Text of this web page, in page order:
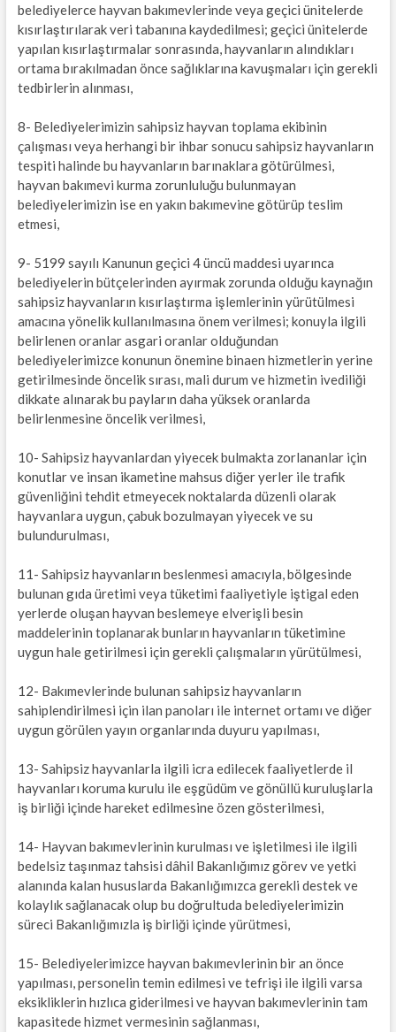
belediyelerce hayvan bakımevlerinde veya geçici ünitelerde
kısırlaştırılarak veri tabanına kaydedilmesi; geçici ünitelerde
yapılan kısırlaştırmalar sonrasında, hayvanların alındıkları
ortama bırakılmadan önce sağlıklarına kavuşmaları için gerekli
tedbirlerin alınması,
8- Belediyelerimizin sahipsiz hayvan toplama ekibinin
çalışması veya herhangi bir ihbar sonucu sahipsiz hayvanların
tespiti halinde bu hayvanların barınaklara götürülmesi,
hayvan bakımevi kurma zorunluluğu bulunmayan
belediyelerimizin ise en yakın bakımevine götürüp teslim
etmesi,
9- 5199 sayılı Kanunun geçici 4 üncü maddesi uyarınca
belediyelerin bütçelerinden ayırmak zorunda olduğu kaynağın
sahipsiz hayvanların kısırlaştırma işlemlerinin yürütülmesi
amacına yönelik kullanılmasına önem verilmesi; konuyla ilgili
belirlenen oranlar asgari oranlar olduğundan
belediyelerimizce konunun önemine binaen hizmetlerin yerine
getirilmesinde öncelik sırası, mali durum ve hizmetin ivediliği
dikkate alınarak bu payların daha yüksek oranlarda
belirlenmesine öncelik verilmesi,
10- Sahipsiz hayvanlardan yiyecek bulmakta zorlananlar için
konutlar ve insan ikametine mahsus diğer yerler ile trafik
güvenliğini tehdit etmeyecek noktalarda düzenli olarak
hayvanlara uygun, çabuk bozulmayan yiyecek ve su
bulundurulması,
11- Sahipsiz hayvanların beslenmesi amacıyla, bölgesinde
bulunan gıda üretimi veya tüketimi faaliyetiyle iştigal eden
yerlerde oluşan hayvan beslemeye elverişli besin
maddelerinin toplanarak bunların hayvanların tüketimine
uygun hale getirilmesi için gerekli çalışmaların yürütülmesi,
12- Bakımevlerinde bulunan sahipsiz hayvanların
sahiplendirilmesi için ilan panoları ile internet ortamı ve diğer
uygun görülen yayın organlarında duyuru yapılması,
13- Sahipsiz hayvanlarla ilgili icra edilecek faaliyetlerde il
hayvanları koruma kurulu ile eşgüdüm ve gönüllü kuruluşlarla
iş birliği içinde hareket edilmesine özen gösterilmesi,
14- Hayvan bakımevlerinin kurulması ve işletilmesi ile ilgili
bedelsiz taşınmaz tahsisi dâhil Bakanlığımız görev ve yetki
alanında kalan hususlarda Bakanlığımızca gerekli destek ve
kolaylık sağlanacak olup bu doğrultuda belediyelerimizin
süreci Bakanlığımızla iş birliği içinde yürütmesi,
15- Belediyelerimizce hayvan bakımevlerinin bir an önce
yapılması, personelin temin edilmesi ve tefrişi ile ilgili varsa
eksikliklerin hızlıca giderilmesi ve hayvan bakımevlerinin tam
kapasitede hizmet vermesinin sağlanması,